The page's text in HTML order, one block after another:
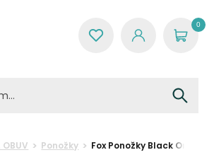
0
OBUV Ponožky Fox Ponožky Black